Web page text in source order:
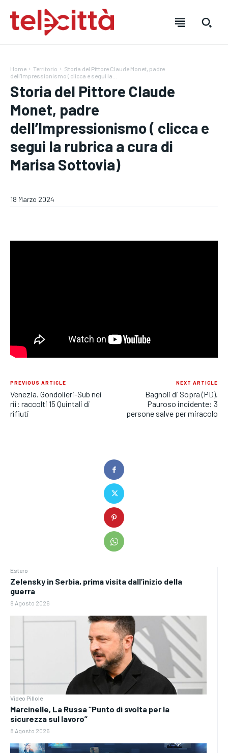
HOME
DIRETTA TELECITTÀ
DIRETTE RADIO
NOTIZIE
VENETO
ECONOMIA
HOME
DIRETTA TELECITTÀ
DIRETTE RADIO
NOTIZIE
VENETO
ECONOMIA
HOME
DIRETTA TELECITTÀ
DIRETTE RADIO
NOTIZIE
VENETO
ECONOMIA
Estero
Zelensky in Serbia, prima visita dall’inizio della
guerra
8 Agosto 2026
Video Pillole
Marcinelle, La Russa “Punto di svolta per la
sicurezza sul lavoro”
8 Agosto 2026
Home Territorio
Storia del Pittore Claude Monet, padre
dell'Impressionismo ( clicca e segui la...
Storia del Pittore Claude
Monet, padre
dell’Impressionismo ( clicca e
segui la rubrica a cura di
Marisa Sottovia)
18 Marzo 2024
PREVIOUS ARTICLE
Venezia. Gondolieri-Sub nei
rii: raccolti 15 Quintali di
rifiuti
NEXT ARTICLE
Bagnoli di Sopra (PD).
Pauroso incidente: 3
persone salve per miracolo